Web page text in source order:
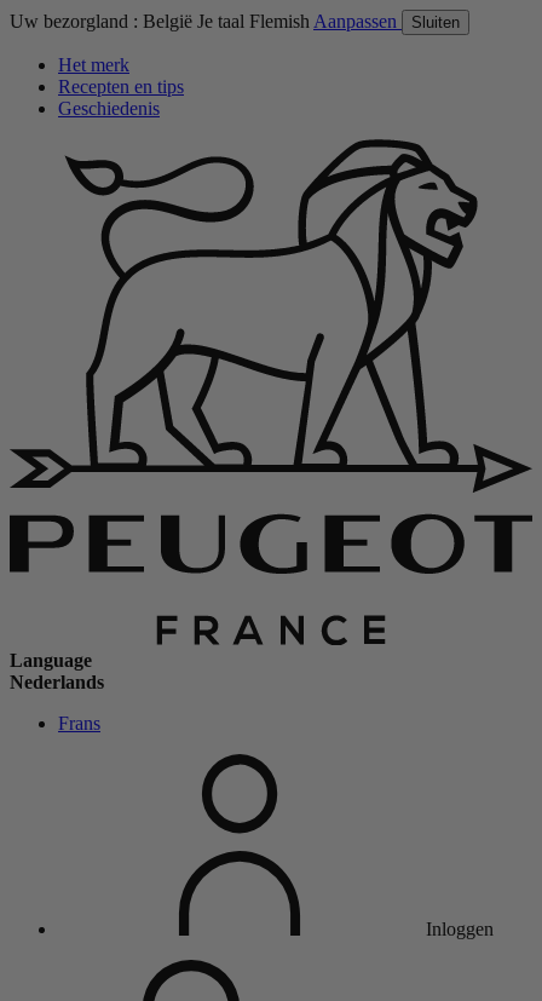
Uw bezorgland : België Je taal Flemish Aanpassen Sluiten
Het merk
Recepten en tips
Geschiedenis
Language
Nederlands
Frans
Inloggen